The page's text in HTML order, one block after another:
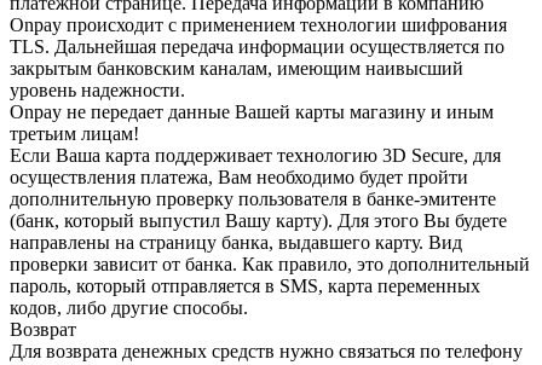
Onpay происходит с применением технологии шифрования
TLS. Дальнейшая передача информации осуществляется по
закрытым банковским каналам, имеющим наивысший
уровень надежности.
Onpay не передает данные Вашей карты магазину и иным
третьим лицам!
Если Ваша карта поддерживает технологию 3D Secure, для
осуществления платежа, Вам необходимо будет пройти
дополнительную проверку пользователя в банке-эмитенте
(банк, который выпустил Вашу карту). Для этого Вы будете
направлены на страницу банка, выдавшего карту. Вид
проверки зависит от банка. Как правило, это дополнительный
пароль, который отправляется в SMS, карта переменных
кодов, либо другие способы.
Возврат
Для возврата денежных средств нужно связаться по телефону